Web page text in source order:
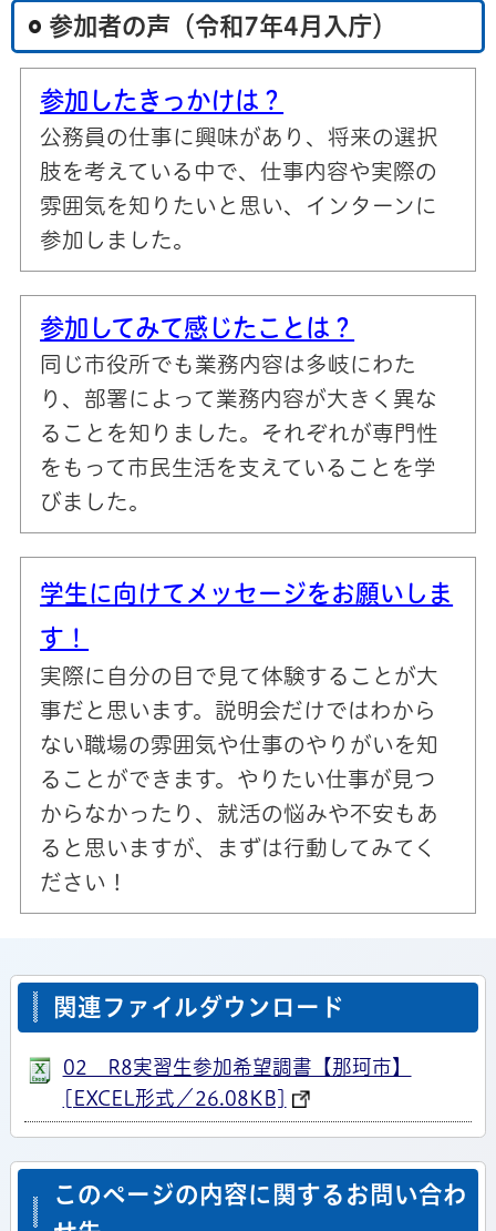
参加者の声（令和7年4月入庁）
参加したきっかけは？
公務員の仕事に興味があり、将来の選択
肢を考えている中で、仕事内容や実際の
雰囲気を知りたいと思い、インターンに
参加しました。
参加してみて感じたことは？
同じ市役所でも業務内容は多岐にわた
り、部署によって業務内容が大きく異な
ることを知りました。それぞれが専門性
をもって市民生活を支えていることを学
びました。
学生に向けてメッセージをお願いしま
す！
実際に自分の目で見て体験することが大
事だと思います。説明会だけではわから
ない職場の雰囲気や仕事のやりがいを知
ることができます。やりたい仕事が見つ
からなかったり、就活の悩みや不安もあ
ると思いますが、まずは行動してみてく
ださい！
関連ファイルダウンロード
02 R8実習生参加希望調書【那珂市】
[EXCEL形式／26.08KB]
このページの内容に関するお問い合わ